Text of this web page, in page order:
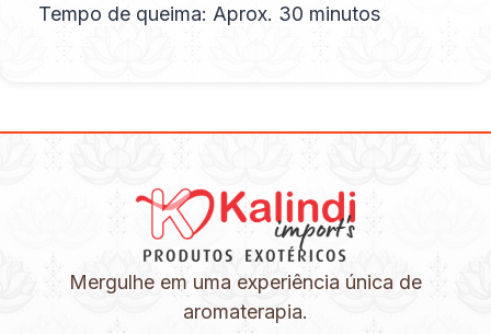
Tempo de queima: Aprox. 30 minutos
Mergulhe em uma experiência única de
aromaterapia.